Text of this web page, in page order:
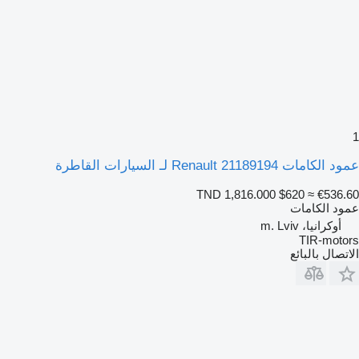
1
عمود الكامات Renault 21189194 لـ السيارات القاطرة
TND 1,816.000 $620 ≈ €536.60
عمود الكامات
أوكرانيا، m. Lviv
TIR-motors
الاتصال بالبائع